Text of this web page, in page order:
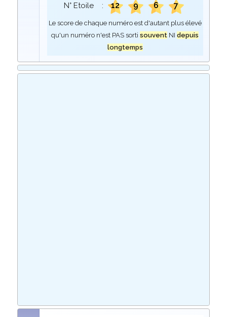
N° Etoile : 12 9 6 7
Le score de chaque numéro est d'autant plus élevé
qu'un numéro n'est PAS sortisouvent NIdepuis
longtemps